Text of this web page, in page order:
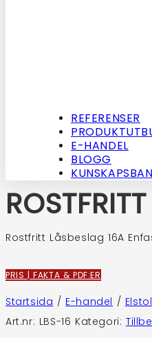
REFERENSER
E-HANDEL
BLOGG
Rostfritt Låsbeslag 16A
PRIS | FAKTA & PDF:ER
Startsida / E-handel /
Art.nr: LBS-16 Kategori: